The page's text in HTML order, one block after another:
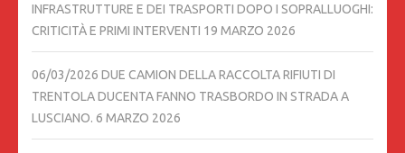
INFRASTRUTTURE E DEI TRASPORTI DOPO I SOPRALLUOGHI:
CRITICITÀ E PRIMI INTERVENTI 19 MARZO 2026
06/03/2026 DUE CAMION DELLA RACCOLTA RIFIUTI DI
TRENTOLA DUCENTA FANNO TRASBORDO IN STRADA A
LUSCIANO. 6 MARZO 2026